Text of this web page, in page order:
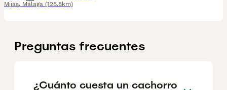
Mijas, Málaga (128.8km)
Preguntas frecuentes
¿Cuánto cuesta un cachorro